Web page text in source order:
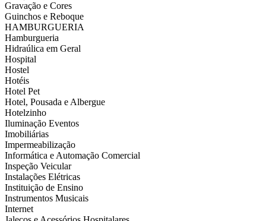
Gravação e Cores
Guinchos e Reboque
HAMBURGUERIA
Hamburgueria
Hidraúlica em Geral
Hospital
Hostel
Hotéis
Hotel Pet
Hotel, Pousada e Albergue
Hotelzinho
Iluminação Eventos
Imobiliárias
Impermeabilização
Informática e Automação Comercial
Inspeção Veicular
Instalações Elétricas
Instituição de Ensino
Instrumentos Musicais
Internet